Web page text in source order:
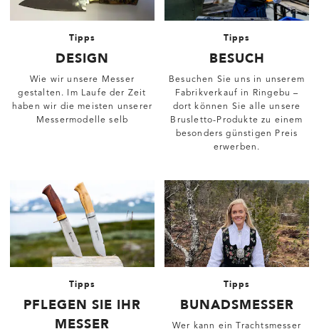
Tipps
DESIGN
Wie wir unsere Messer
gestalten. Im Laufe der Zeit
haben wir die meisten unserer
Messermodelle selb
Tipps
BESUCH
Besuchen Sie uns in unserem
Fabrikverkauf in Ringebu –
dort können Sie alle unsere
Brusletto-Produkte zu einem
besonders günstigen Preis
erwerben.
Tipps
PFLEGEN SIE IHR
MESSER
Tipps
BUNADSMESSER
Wer kann ein Trachtsmesser